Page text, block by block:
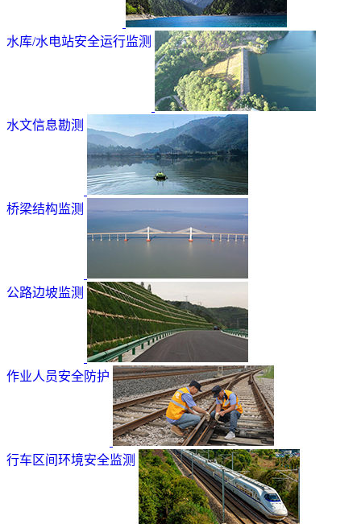
水库/水电站安全运行监测
水文信息勘测
桥梁结构监测
公路边坡监测
作业人员安全防护
行车区间环境安全监测